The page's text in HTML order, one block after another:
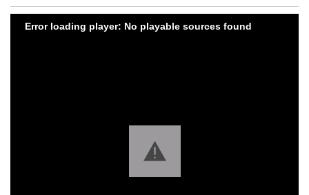
Error loading player: No playable sources found